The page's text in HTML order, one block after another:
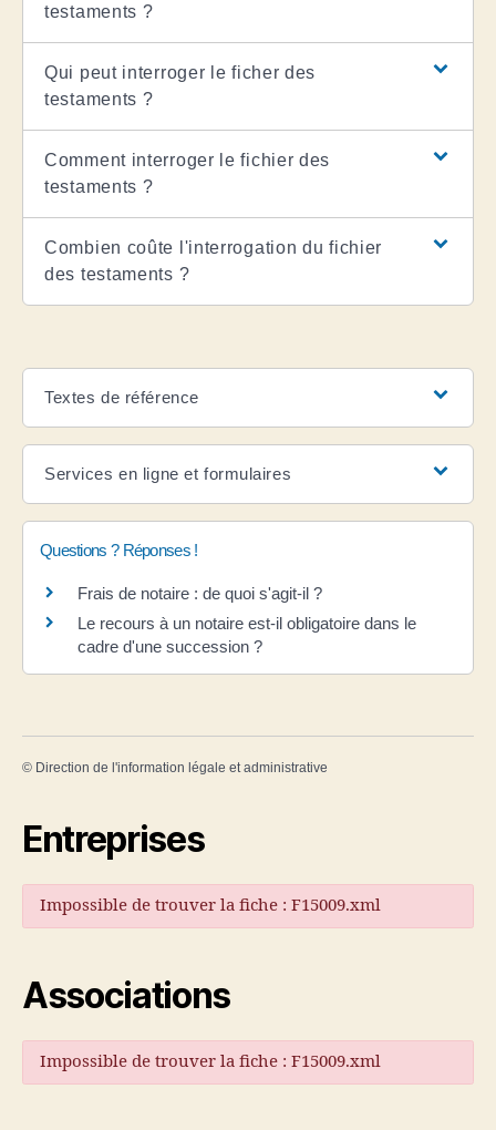
testaments ?
Qui peut interroger le ficher des
testaments ?
Comment interroger le fichier des
testaments ?
Combien coûte l'interrogation du fichier
des testaments ?
Textes de référence
Services en ligne et formulaires
Questions ? Réponses !
Frais de notaire : de quoi s'agit-il ?
Le recours à un notaire est-il obligatoire dans le
cadre d'une succession ?
© Direction de l'information légale et administrative
Entreprises
Impossible de trouver la fiche : F15009.xml
Associations
Impossible de trouver la fiche : F15009.xml